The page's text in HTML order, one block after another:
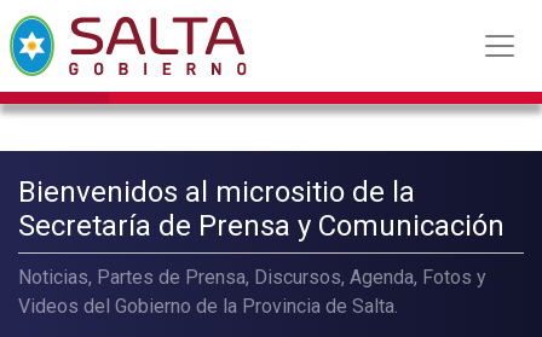
Bienvenidos al micrositio de la
Secretaría de Prensa y Comunicación
Noticias, Partes de Prensa, Discursos, Agenda, Fotos y
Videos del Gobierno de la Provincia de Salta.